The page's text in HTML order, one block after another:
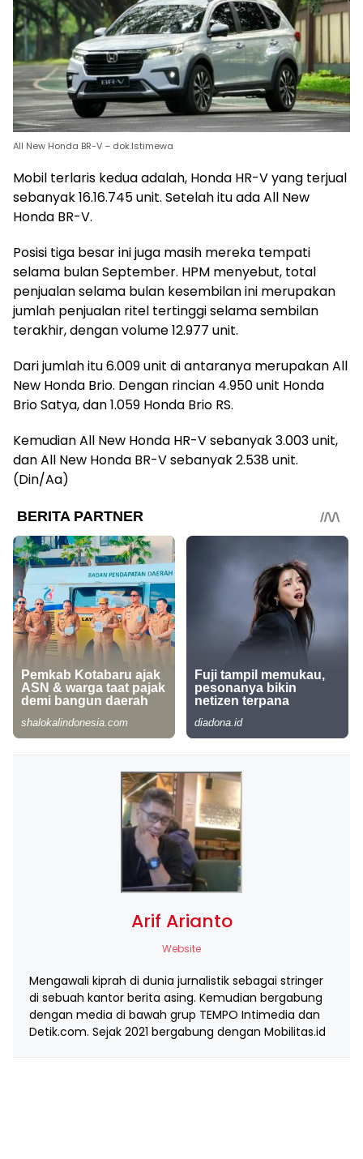
All New Honda BR-V – dok.Istimewa
Mobil terlaris kedua adalah, Honda HR-V yang terjual
sebanyak 16.16.745 unit. Setelah itu ada All New
Honda BR-V.
Posisi tiga besar ini juga masih mereka tempati
selama bulan September. HPM menyebut, total
penjualan selama bulan kesembilan ini merupakan
jumlah penjualan ritel tertinggi selama sembilan
terakhir, dengan volume 12.977 unit.
Dari jumlah itu 6.009 unit di antaranya merupakan All
New Honda Brio. Dengan rincian 4.950 unit Honda
Brio Satya, dan 1.059 Honda Brio RS.
Kemudian All New Honda HR-V sebanyak 3.003 unit,
dan All New Honda BR-V sebanyak 2.538 unit.
(Din/Aa)
Arif Arianto
Website
Mengawali kiprah di dunia jurnalistik sebagai stringer
di sebuah kantor berita asing. Kemudian bergabung
dengan media di bawah grup TEMPO Intimedia dan
Detik.com. Sejak 2021 bergabung dengan Mobilitas.id